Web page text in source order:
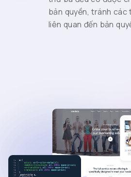
bản quyền, tránh các
liên quan đến bản